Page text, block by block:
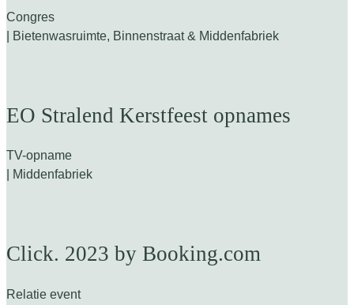
Congres
| Bietenwasruimte, Binnenstraat & Middenfabriek
EO Stralend Kerstfeest opnames
TV-opname
| Middenfabriek
Click. 2023 by Booking.com
Relatie event